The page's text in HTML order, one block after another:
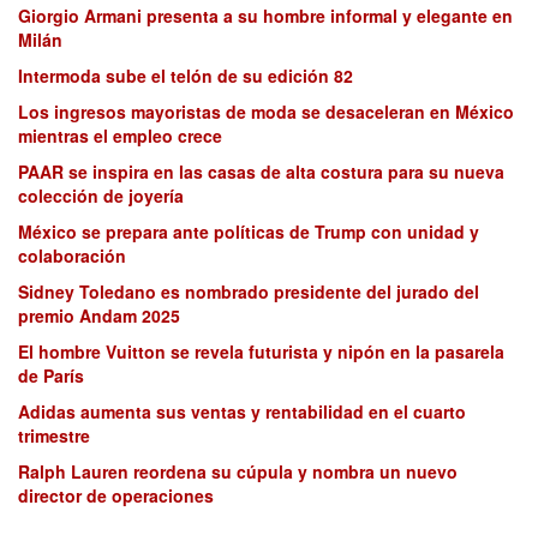
Giorgio Armani presenta a su hombre informal y elegante en
Milán
Intermoda sube el telón de su edición 82
Los ingresos mayoristas de moda se desaceleran en México
mientras el empleo crece
PAAR se inspira en las casas de alta costura para su nueva
colección de joyería
México se prepara ante políticas de Trump con unidad y
colaboración
Sidney Toledano es nombrado presidente del jurado del
premio Andam 2025
El hombre Vuitton se revela futurista y nipón en la pasarela
de París
Adidas aumenta sus ventas y rentabilidad en el cuarto
trimestre
Ralph Lauren reordena su cúpula y nombra un nuevo
director de operaciones